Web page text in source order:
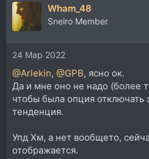
Wham_48
Sneiro Member
24 Мар 2022
@Arlekin, @GPB, ясно ок.
Да и мне оно не надо (более
чтобы была опция отключать
тенденция.
Упд Хм, а нет вообщето,
отображается.